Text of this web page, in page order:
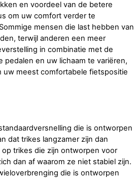
en voordeel van de betere
om uw comfort verder te
mensen die last hebben van
terwijl anderen een meer
in combinatie met de
en uw lichaam te variëren,
meest comfortabele fietspositie
die is ontworpen
dat trikes langzamer zijn dan
trikes die zijn ontworpen voor
dan af waarom ze niet stabiel zijn.
die is ontworpen